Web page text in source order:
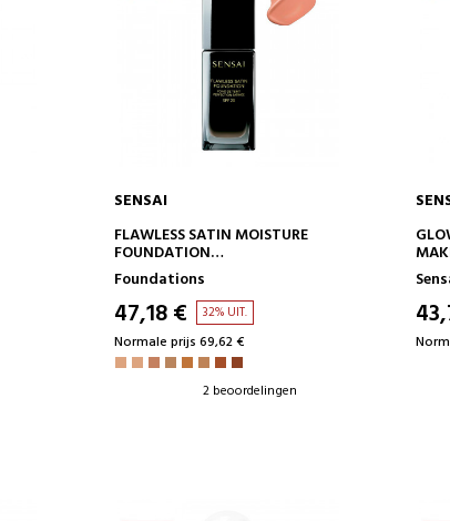
IN WINKELWAGEN
SENSAI
FLAWLESS SATIN MOISTURE
FOUNDATION
VLOEIBARE FOUNDATION
Foundations
47,18 € 32% UIT.
Normale prijs 69,62 €
2 beoordelingen